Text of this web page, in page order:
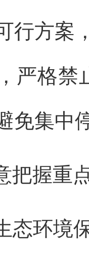
行方案
严格禁
免集中
把握重
态环境